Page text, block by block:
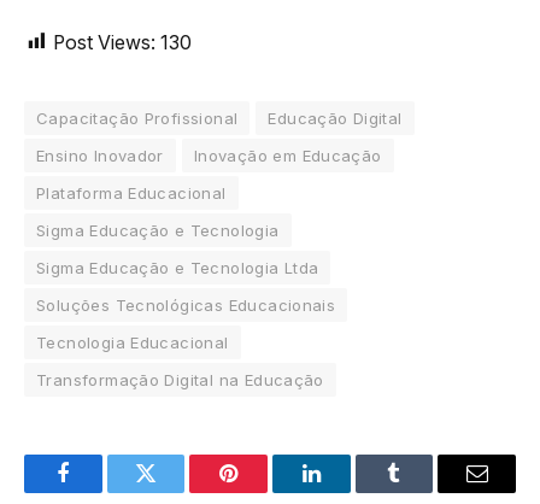
Post Views: 130
Capacitação Profissional
Educação Digital
Ensino Inovador
Inovação em Educação
Plataforma Educacional
Sigma Educação e Tecnologia
Sigma Educação e Tecnologia Ltda
Soluções Tecnológicas Educacionais
Tecnologia Educacional
Transformação Digital na Educação
FacebookTwitter Pinterest LinkedInTumblr Email